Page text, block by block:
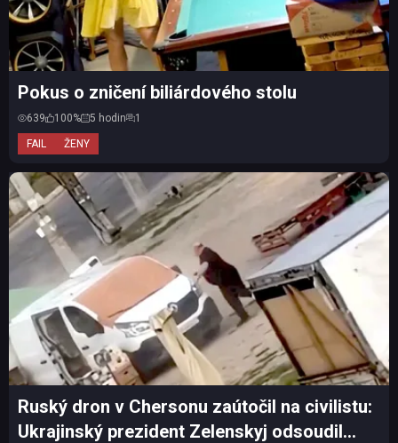
FAIL ŽENY
Pokus o zničení biliárdového stolu
639 100% 5 hodin 1
Ruský dron v Chersonu zaútočil na civilistu:
Ukrajinský prezident Zelenskyj odsoudil